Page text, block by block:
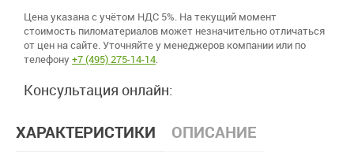
Цена указана с учётом НДС 5%. На текущий момент
стоимость пиломатериалов может незначительно отличаться
от цен на сайте. Уточняйте у менеджеров компании или по
телефону+7 (495) 275-14-14.
Консультация онлайн:
ХАРАКТЕРИСТИКИ
ОПИСАНИЕ